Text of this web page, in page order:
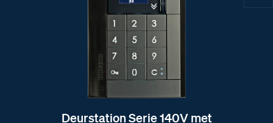
Deurstation Serie 140V met